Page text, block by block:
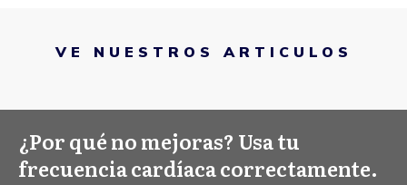
VE NUESTROS ARTICULOS
¿Por qué no mejoras? Usa tu
frecuencia cardíaca correctamente.